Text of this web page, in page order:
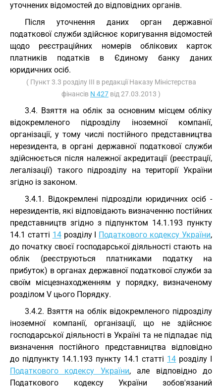
уточнених відомостей до відповідних органів.
Після уточнення даних орган державної
податкової служби здійснює коригування відомостей
щодо реєстраційних номерів облікових карток
платників податків в Єдиному банку даних
юридичних осіб.
( Пункт 3.3 розділу III в редакції Наказу Міністерства
фінансів N 427 від 27.03.2013 )
3.4. Взяття на облік за основним місцем обліку
відокремленого підрозділу іноземної компанії,
організації, у тому числі постійного представництва
нерезидента, в органі державної податкової служби
здійснюється після належної акредитації (реєстрації,
легалізації) такого підрозділу на території України
згідно із законом.
3.4.1. Відокремлені підрозділи юридичних осіб -
нерезидентів, які відповідають визначенню постійних
представництв згідно з підпунктом 14.1.193 пункту
14.1 статті 14розділу I Податкового кодексу України,
до початку своєї господарської діяльності стають на
облік (реєструються платниками податку на
прибуток) в органах державної податкової служби за
своїм місцезнаходженням у порядку, визначеному
розділом V цього Порядку.
3.4.2. Взяття на облік відокремленого підрозділу
іноземної компанії, організації, що не здійснює
господарської діяльності в Україні та не підпадає під
визначення постійного представництва відповідно
до підпункту 14.1.193 пункту 14.1 статті 14 розділу I
Податкового кодексу України, але відповідно до
Податкового кодексу України зобов'язаний